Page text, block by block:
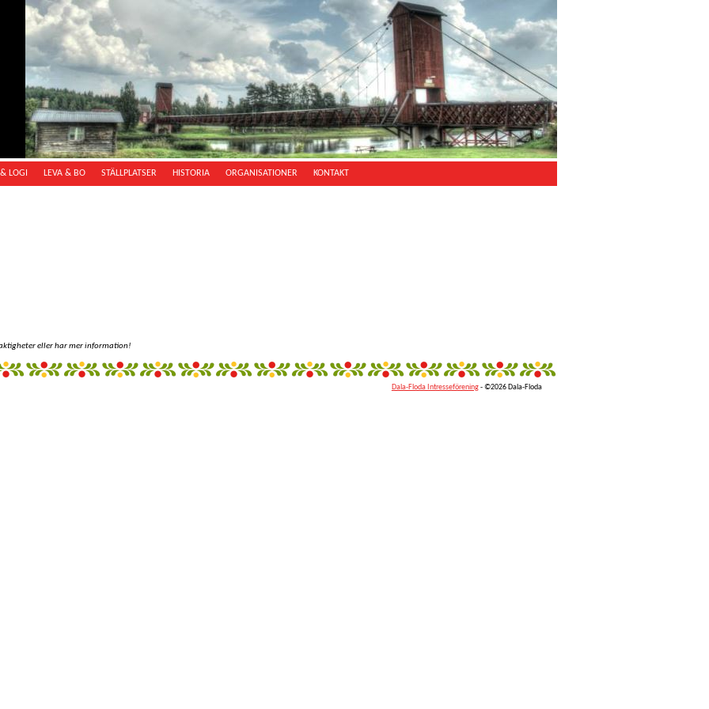
LOGI LEVA & BO STÄLLPLATSER HISTORIA ORGANISATIONER KONTAKT
eller har mer information!
Dala-Floda Intresseförening- ©2026 Dala-Floda